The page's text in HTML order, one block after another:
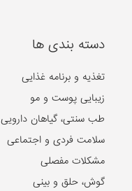
دسته بندی ها
تغذیه و برنامه غذایی
زیبایی پوست و مو
طب سنتی، گیاهان دارویی
سلامت فردی و اجتماعی
مشکلات مفصلی
گوش، حلق و بینی